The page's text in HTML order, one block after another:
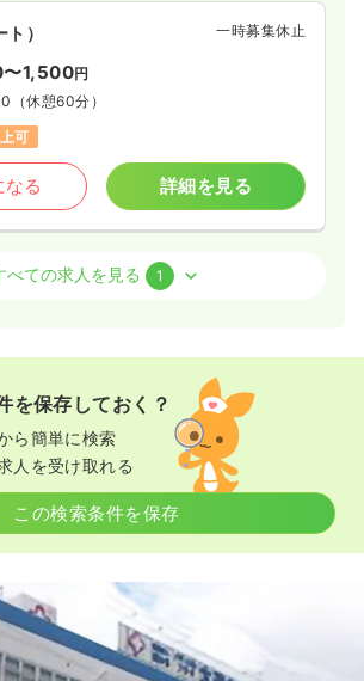
なる
護師
） 一時募集休止
（休憩60分）
一時募集休止
万円/月 賞与3.9ヶ月
（休憩60分）
第二新卒可
可
なる 詳細を見る
） 一時募集休止
1,500円
（休憩60分）
可
なる 詳細を見る
師
（休憩60分）
ンコールあり
担当業務未経験可
可
なる 詳細を見る
べての求人を見る 1
を保存しておく？
ら簡単に検索
人を受け取れる
この検索条件を保存